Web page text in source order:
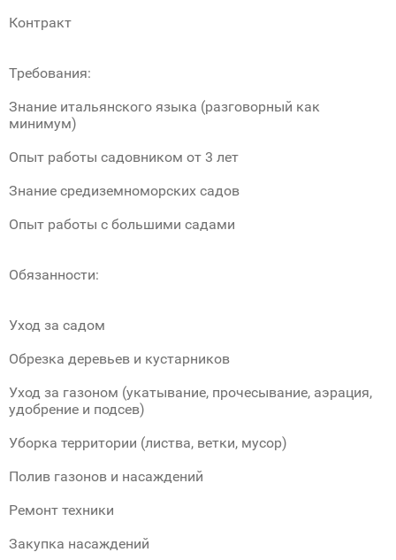
Контракт
Требования:
Знание итальянского языка (разговорный как
минимум)
Опыт работы садовником от 3 лет
Знание средиземноморских садов
Опыт работы с большими садами
Обязанности:
Уход за садом
Обрезка деревьев и кустарников
Уход за газоном (укатывание, прочесывание, аэрация,
удобрение и подсев)
Уборка территории (листва, ветки, мусор)
Полив газонов и насаждений
Ремонт техники
Закупка насаждений